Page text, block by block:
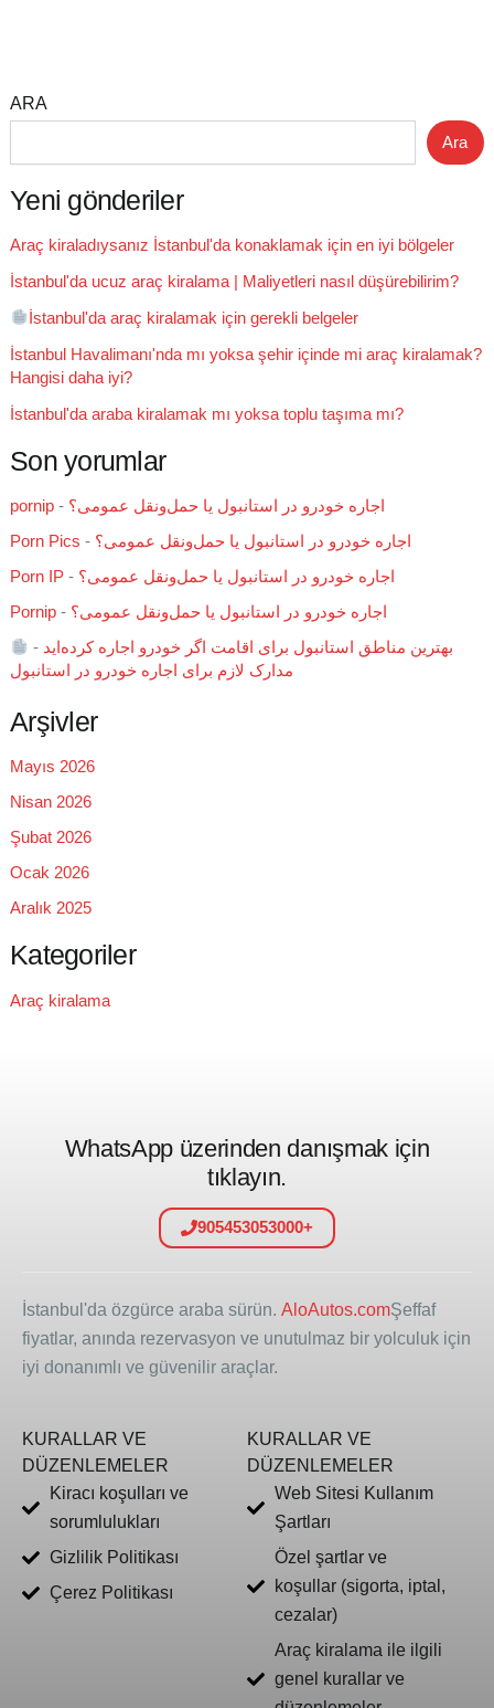
ARA
Ara
Yeni gönderiler
Araç kiraladıysanız İstanbul'da konaklamak için en iyi bölgeler
İstanbul'da ucuz araç kiralama | Maliyetleri nasıl düşürebilirim?
İstanbul'da araç kiralamak için gerekli belgeler
İstanbul Havalimanı'nda mı yoksa şehir içinde mi araç kiralamak?
Hangisi daha iyi?
İstanbul'da araba kiralamak mı yoksa toplu taşıma mı?
Son yorumlar
pornip - اجاره خودرو در استانبول یا حمل‌ونقل عمومی؟
Porn Pics - اجاره خودرو در استانبول یا حمل‌ونقل عمومی؟
Porn IP - اجاره خودرو در استانبول یا حمل‌ونقل عمومی؟
Pornip - اجاره خودرو در استانبول یا حمل‌ونقل عمومی؟
بهترین مناطق استانبول برای اقامت اگر خودرو اجاره کرده‌اید -
مدارک لازم برای اجاره خودرو در استانبول
Arşivler
Mayıs 2026
Nisan 2026
Şubat 2026
Ocak 2026
Aralık 2025
Kategoriler
Araç kiralama
WhatsApp üzerinden danışmak için
tıklayın.
905453053000+
İstanbul'da özgürce araba sürün. AloAutos.comŞeffaf
fiyatlar, anında rezervasyon ve unutulmaz bir yolculuk için
iyi donanımlı ve güvenilir araçlar.
KURALLAR VE
DÜZENLEMELER
Kiracı koşulları ve
sorumlulukları
Gizlilik Politikası
Çerez Politikası
KURALLAR VE
DÜZENLEMELER
Web Sitesi Kullanım
Şartları
Özel şartlar ve
koşullar (sigorta, iptal,
cezalar)
Araç kiralama ile ilgili
genel kurallar ve